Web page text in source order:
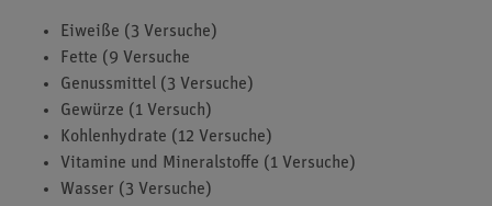
Eiweiße (3 Versuche)
Fette (9 Versuche
Genussmittel (3 Versuche)
Gewürze (1 Versuch)
Kohlenhydrate (12 Versuche)
Vitamine und Mineralstoffe (1 Versuche)
Wasser (3 Versuche)